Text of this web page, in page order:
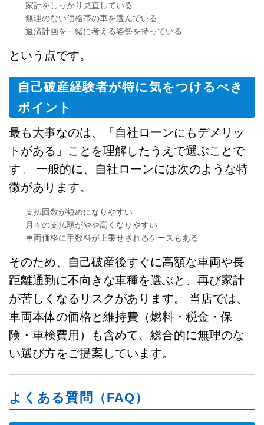
家計をしっかり見直している
無理のない価格帯の車を選んでいる
返済計画を一緒に考える姿勢を持っている
という点です。
自己破産経験者が特に気をつけるべき
ポイント
最も大事なのは、「自社ローンにもデメリッ
トがある」ことを理解したうえで選ぶことで
す。 一般的に、自社ローンには次のような特
徴があります。
支払回数が短めになりやすい
月々の支払額がやや高くなりやすい
車両価格に手数料が上乗せされるケースもある
そのため、自己破産後すぐに高額な車両や長
距離通勤に不向きな車種を選ぶと、再び家計
が苦しくなるリスクがあります。 当店では、
車両本体の価格と維持費（燃料・税金・保
険・車検費用）も含めて、総合的に無理のな
い選び方をご提案しています。
よくある質問（FAQ）